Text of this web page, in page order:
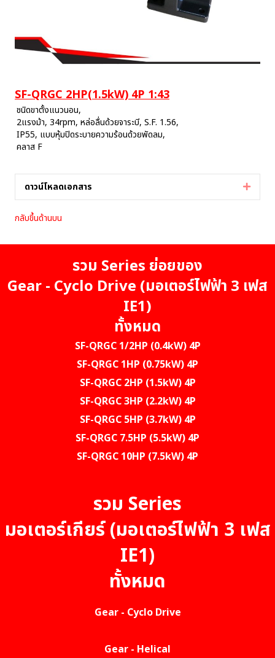
SF-QRGC 2HP(1.5kW) 4P 1:43
ชนิดขาตั้งแนวนอน,
2แรงม้า, 34rpm, หล่อลื่นด้วยจาระบี, S.F. 1.56,
IP55, แบบหุ้มปิดระบายความร้อนด้วยพัดลม,
คลาส F
ดาวน์โหลดเอกสาร
กลับขึ้นด้านบน
รวม Series ย่อยของ
Gear - Cyclo Drive (มอเตอร์ไฟฟ้า 3 เฟส
IE1)
ทั้งหมด
SF-QRGC 1/2HP (0.4kW) 4P
SF-QRGC 1HP (0.75kW) 4P
SF-QRGC 2HP (1.5kW) 4P
SF-QRGC 3HP (2.2kW) 4P
SF-QRGC 5HP (3.7kW) 4P
SF-QRGC 7.5HP (5.5kW) 4P
SF-QRGC 10HP (7.5kW) 4P
รวม Series
มอเตอร์เกียร์ (มอเตอร์ไฟฟ้า 3 เฟส
IE1)
ทั้งหมด
Gear - Cyclo Drive
Gear - Helical